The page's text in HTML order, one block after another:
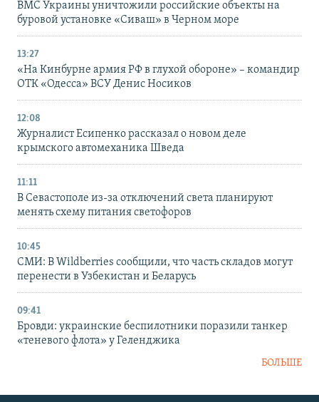
ВМС Украины уничтожили российские объекты на
буровой установке «Сиваш» в Черном море
13:27
«На Кинбурне армия РФ в глухой обороне» – командир
ОТК «Одесса» ВСУ Денис Носиков
12:08
Журналист Есипенко рассказал о новом деле
крымского автомеханика Шведа
11:11
В Севастополе из-за отключений света планируют
менять схему питания светофоров
10:45
СМИ: В Wildberries сообщили, что часть складов могут
перенести в Узбекистан и Беларусь
09:41
Бровди: украинские беспилотники поразили танкер
«теневого флота» у Геленджика
БОЛЬШЕ